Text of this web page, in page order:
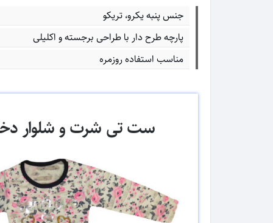
جنس پنبه یکرو، تریکو
پارچه طرح دار با طراحی برجسته و اکلیلی
مناسب استفاده روزمره
ست تی شرت و شلوار